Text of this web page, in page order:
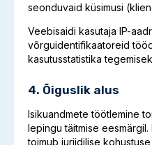
seonduvaid küsimusi
Veebisaidi kasutaja IP-
võrguidentifikaatoreid
kasutusstatistika
4. Õiguslik alus
Isikuandmete töötlemine
lepingu täitmise
toimub juriidilise